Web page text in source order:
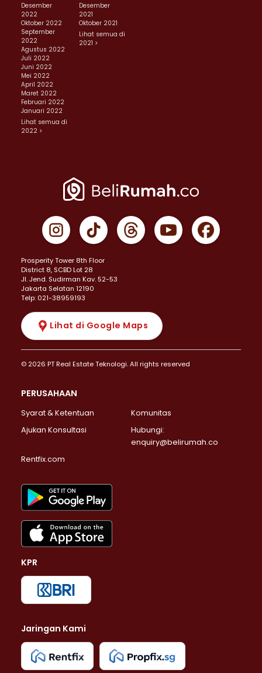
Desember
2022
Oktober 2022
September
2022
Agustus 2022
Juli 2022
Juni 2022
Mei 2022
April 2022
Maret 2022
Februari 2022
Januari 2022
Lihat semua di
2022 >
Desember
2021
Oktober 2021
Lihat semua di
2021 >
Prosperity Tower 8th Floor
District 8, SCBD Lot 28
JI. Jend. Sudirman Kav. 52-53
Jakarta Selatan 12190
Telp: 021-38959193
Lihat di Google Maps
© 2026 PT Real Estate Teknologi. All rights reserved
PERUSAHAAN
Syarat & Ketentuan
Komunitas
Ajukan Konsultasi
Hubungi:
enquiry@belirumah.co
Rentfix.com
KPR
Jaringan Kami